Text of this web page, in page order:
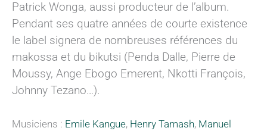
Patrick Wonga, aussi producteur de l’album.
Pendant ses quatre années de courte existence
le label signera de nombreuses références du
makossa et du bikutsi (Penda Dalle, Pierre de
Moussy, Ange Ebogo Emerent, Nkotti François,
Johnny Tezano…).
Musiciens : Emile Kangue, Henry Tamash, Manuel